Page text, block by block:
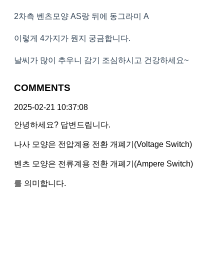
2차측 벤츠모양 AS랑 뒤에 동그라미 A
이렇게 4가지가 뭔지 궁금합니다.
날씨가 많이 추우니 감기 조심하시고 건강하세요~
COMMENTS
2025-02-21 10:37:08
안녕하세요? 답변드립니다.
나사 모양은 전압계용 전환 개폐기(Voltage Switch)
벤츠 모양은 전류계용 전환 개폐기(Ampere Switch)
를 의미합니다.